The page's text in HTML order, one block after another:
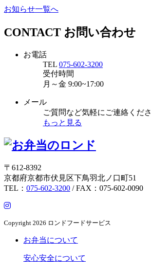
お知らせ一覧へ
CONTACT お問い合わせ
お電話
TEL 075-602-3200
受付時間
月～金 9:00~17:00
メール
ご質問など気軽にご連絡くだ
もっと見る
〒612-8392
京都府京都市伏見区下鳥羽北ノ口町51
TEL： 075-602-3200 / FAX：075-602-0090
Copyright 2026 ロンドフードサービス
お弁当について
安心安全について